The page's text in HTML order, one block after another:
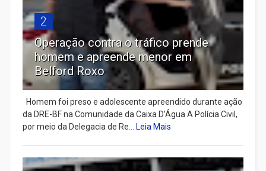
2
Operação contra o tráfico prende
homem e apreende menor em
Belford Roxo
Homem foi preso e adolescente apreendido durante ação
da DRE-BF na Comunidade da Caixa D’Água A Polícia Civil,
por meio da Delegacia de Re... Leia Mais